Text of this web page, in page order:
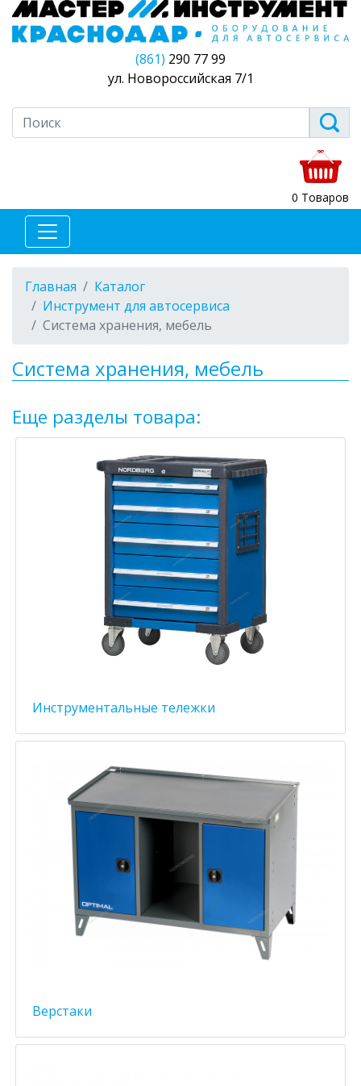
(861) 290 77 99
ул. Новороссийская 7/1
0 Товаров
Главная
Каталог
Инструмент для автосервиса
Система хранения, мебель
Система хранения, мебель
Еще разделы товара:
Инструментальные тележки
Верстаки